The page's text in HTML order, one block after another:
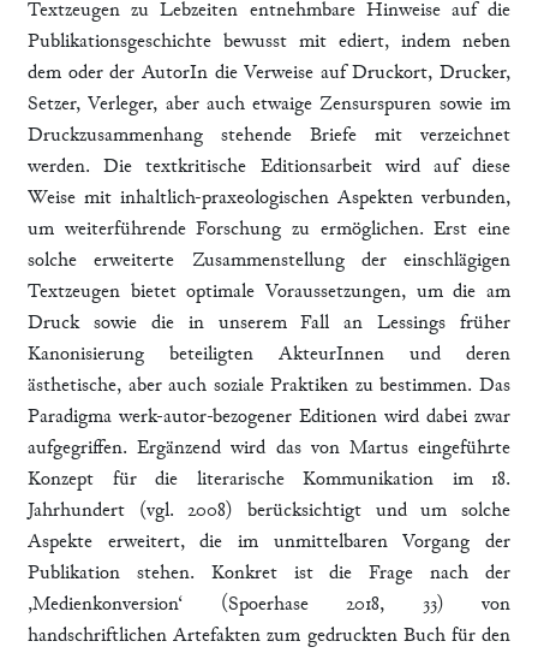
Textzeugen zu Lebzeiten entnehmbare Hinweise auf die
Publikationsgeschichte bewusst mit ediert, indem neben
dem oder der AutorIn die Verweise auf Druckort, Drucker,
Setzer, Verleger, aber auch etwaige Zensurspuren sowie im
Druckzusammenhang stehende Briefe mit verzeichnet
werden. Die textkritische Editionsarbeit wird auf diese
Weise mit inhaltlich-praxeologischen Aspekten verbunden,
um weiterführende Forschung zu ermöglichen. Erst eine
solche erweiterte Zusammenstellung der einschlägigen
Textzeugen bietet optimale Voraussetzungen, um die am
Druck sowie die in unserem Fall an Lessings früher
Kanonisierung beteiligten AkteurInnen und deren
ästhetische, aber auch soziale Praktiken zu bestimmen. Das
Paradigma werk-autor-bezogener Editionen wird dabei zwar
aufgegriffen. Ergänzend wird das von Martus eingeführte
Konzept für die literarische Kommunikation im 18.
Jahrhundert (vgl. 2008) berücksichtigt und um solche
Aspekte erweitert, die im unmittelbaren Vorgang der
Publikation stehen. Konkret ist die Frage nach der
,Medienkonversion‘ (Spoerhase 2018, 33) von
handschriftlichen Artefakten zum gedruckten Buch für den